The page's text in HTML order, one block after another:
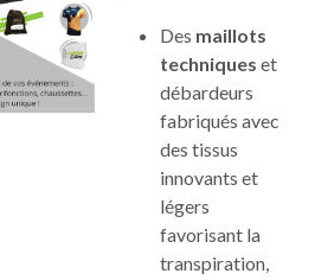
Des maillots
techniques et
débardeurs
fabriqués avec
des tissus
innovants et
légers
favorisant la
transpiration,